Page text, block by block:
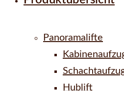
Panoramalifte
Hublift